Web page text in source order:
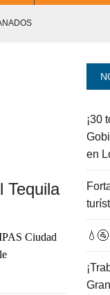
Tequila
Ciudad
¡30
en